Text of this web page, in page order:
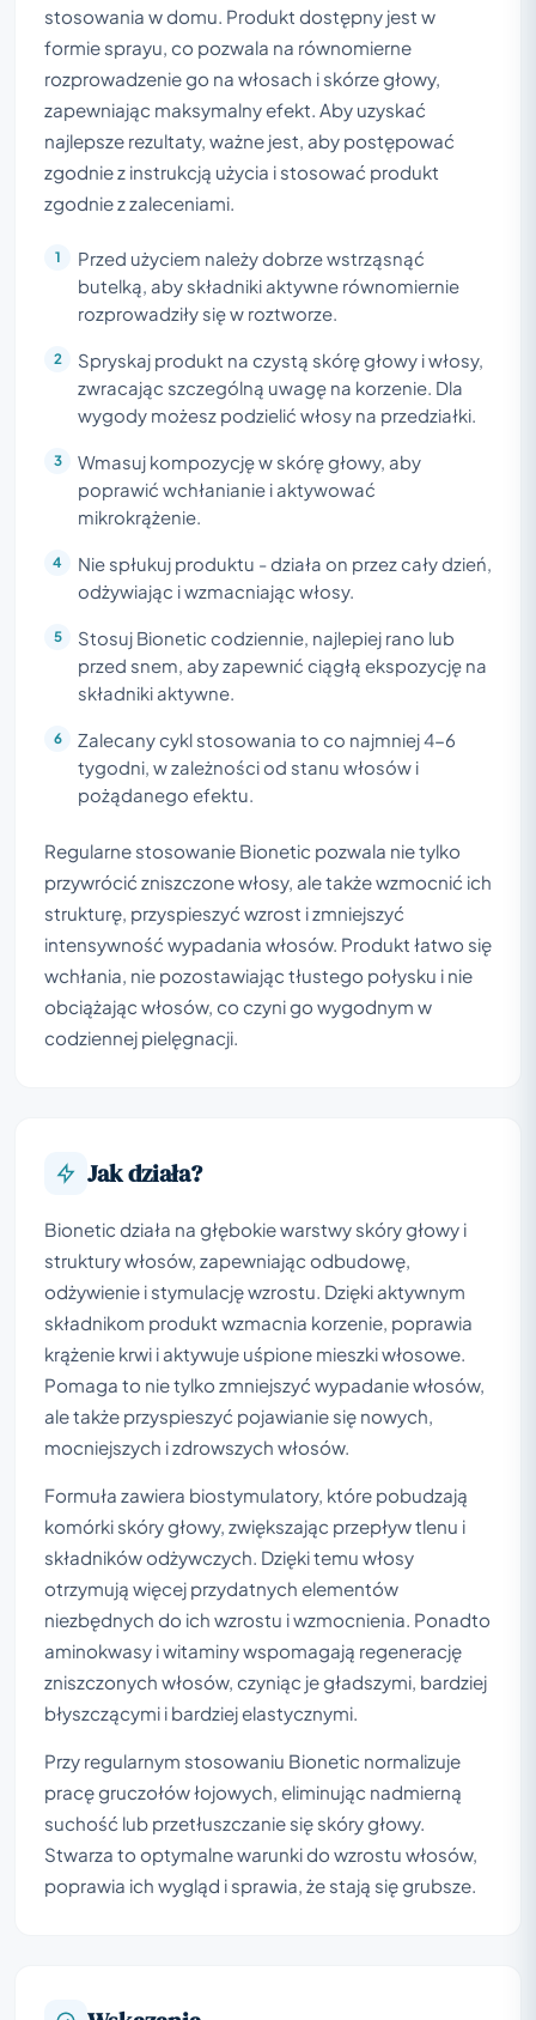
stosowania w domu. Produkt dostępny jest w
formie sprayu, co pozwala na równomierne
rozprowadzenie go na włosach i skórze głowy,
zapewniając maksymalny efekt. Aby uzyskać
najlepsze rezultaty, ważne jest, aby postępować
zgodnie z instrukcją użycia i stosować produkt
zgodnie z zaleceniami.
Przed użyciem należy dobrze wstrząsnąć
butelką, aby składniki aktywne równomiernie
rozprowadziły się w roztworze.
Spryskaj produkt na czystą skórę głowy i włosy,
zwracając szczególną uwagę na korzenie. Dla
wygody możesz podzielić włosy na przedziałki.
Wmasuj kompozycję w skórę głowy, aby
poprawić wchłanianie i aktywować
mikrokrążenie.
Nie spłukuj produktu - działa on przez cały dzień,
odżywiając i wzmacniając włosy.
Stosuj Bionetic codziennie, najlepiej rano lub
przed snem, aby zapewnić ciągłą ekspozycję na
składniki aktywne.
Zalecany cykl stosowania to co najmniej 4-6
tygodni, w zależności od stanu włosów i
pożądanego efektu.
Regularne stosowanie Bionetic pozwala nie tylko
przywrócić zniszczone włosy, ale także wzmocnić ich
strukturę, przyspieszyć wzrost i zmniejszyć
intensywność wypadania włosów. Produkt łatwo się
wchłania, nie pozostawiając tłustego połysku i nie
obciążając włosów, co czyni go wygodnym w
codziennej pielęgnacji.
Jak działa?
Bionetic działa na głębokie warstwy skóry głowy i
struktury włosów, zapewniając odbudowę,
odżywienie i stymulację wzrostu. Dzięki aktywnym
składnikom produkt wzmacnia korzenie, poprawia
krążenie krwi i aktywuje uśpione mieszki włosowe.
Pomaga to nie tylko zmniejszyć wypadanie włosów,
ale także przyspieszyć pojawianie się nowych,
mocniejszych i zdrowszych włosów.
Formuła zawiera biostymulatory, które pobudzają
komórki skóry głowy, zwiększając przepływ tlenu i
składników odżywczych. Dzięki temu włosy
otrzymują więcej przydatnych elementów
niezbędnych do ich wzrostu i wzmocnienia. Ponadto
aminokwasy i witaminy wspomagają regenerację
zniszczonych włosów, czyniąc je gładszymi, bardziej
błyszczącymi i bardziej elastycznymi.
Przy regularnym stosowaniu Bionetic normalizuje
pracę gruczołów łojowych, eliminując nadmierną
suchość lub przetłuszczanie się skóry głowy.
Stwarza to optymalne warunki do wzrostu włosów,
poprawia ich wygląd i sprawia, że stają się grubsze.